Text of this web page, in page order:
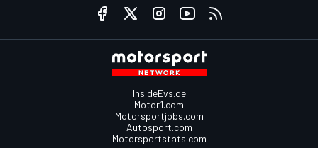
InsideEvs.de
Motor1.com
Motorsportjobs.com
Autosport.com
Motorsportstats.com